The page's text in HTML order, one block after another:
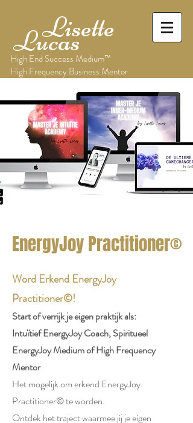
Lisette
Lucas
High End Success Medium™
High Frequency Business Mentor
EnergyJoy Practitioner©
Word Erkend EnergyJoy
Practitioner©!
Start of verrijk je eigen praktijk als:
Intuïtief EnergyJoy Coach, Spiritueel
EnergyJoy Medium of High Frequency
Mentor
Het mogelijk om erkend EnergyJoy
Practitioner© te worden.
Ontdek het traject waarmee jij je eigen